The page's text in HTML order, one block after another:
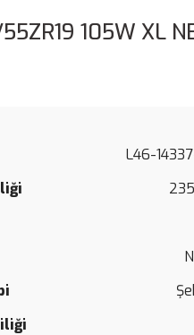
105W XL
L46-